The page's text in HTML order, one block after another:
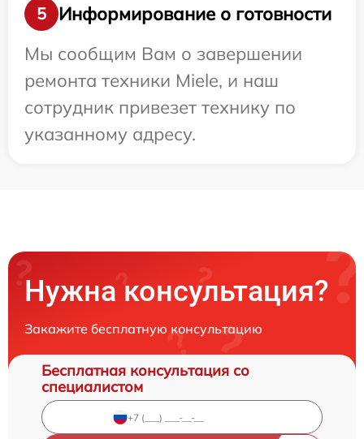
5
Информирование о готовности
Мы сообщим Вам о завершении
ремонта техники Miele, и наш
сотрудник привезет технику по
указанному адресу.
Нужна консультация?
Закажите бесплатную консультацию
Бесплатная консультация со
специалистом